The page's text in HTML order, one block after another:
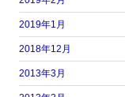
2019年1月
2018年12月
2013年3月